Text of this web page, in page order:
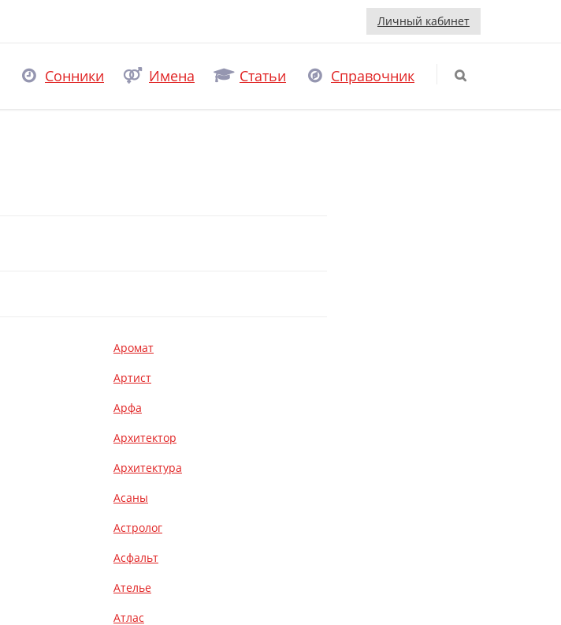
Личный кабинет
Сонники Имена Статьи Справочник
Аромат
Артист
Арфа
Архитектор
Архитектура
Асаны
Астролог
Асфальт
Ателье
Атлас